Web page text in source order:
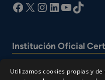
facebook
X Instagram
LinkedIn
YouTube
TikTok
Institución Oficial
Utilizamos cookies propias y